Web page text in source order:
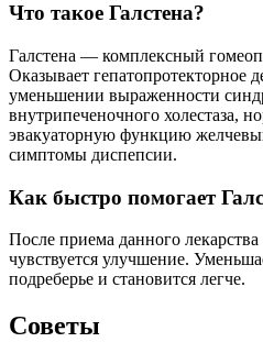
Что такое Галстена?
Галстена — комплексный
Оказывает гепатопротекторное
уменьшении выраженности
внутрипеченочного холестаза,
эвакуаторную функцию
симптомы диспепсии.
Как быстро помогает
После приема данного
чувствуется улучшение.
подреберье и становится легче.
Советы